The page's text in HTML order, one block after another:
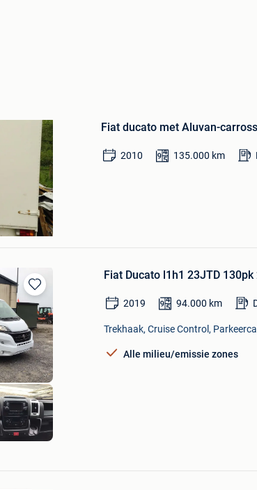
Favorieten
Fiat ducato met Aluvan-
2010 135.000 km
Bewaren
Mijn
Favorieten
Fiat Ducato l1h1 23JTD
2019 94.000 km
Trekhaak, Cruise Control,
Alle milieu/emissie zones